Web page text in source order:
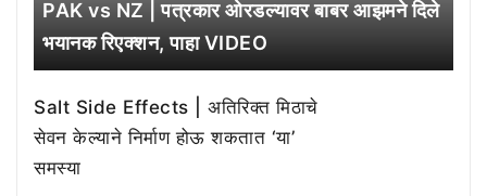
PAK vs NZ | पत्रकार ओरडल्यावर बाबर आझमने दिले
भयानक रिएक्शन, पाहा VIDEO
Salt Side Effects | अतिरिक्त मिठाचे
सेवन केल्याने निर्माण होऊ शकतात ‘या’
समस्या